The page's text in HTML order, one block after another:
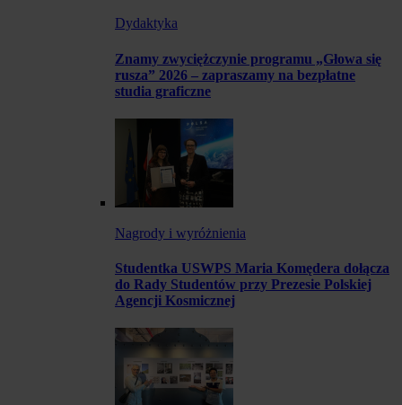
Dydaktyka
Znamy zwyciężczynie programu „Głowa się
rusza” 2026 – zapraszamy na bezpłatne
studia graficzne
Nagrody i wyróżnienia
Studentka USWPS Maria Komędera dołącza
do Rady Studentów przy Prezesie Polskiej
Agencji Kosmicznej